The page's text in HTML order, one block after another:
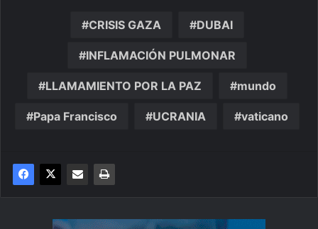
CRISIS GAZA DUBAI
INFLAMACIÓN PULMONAR
LLAMAMIENTO POR LA PAZ mundo
Papa Francisco UCRANIA vaticano